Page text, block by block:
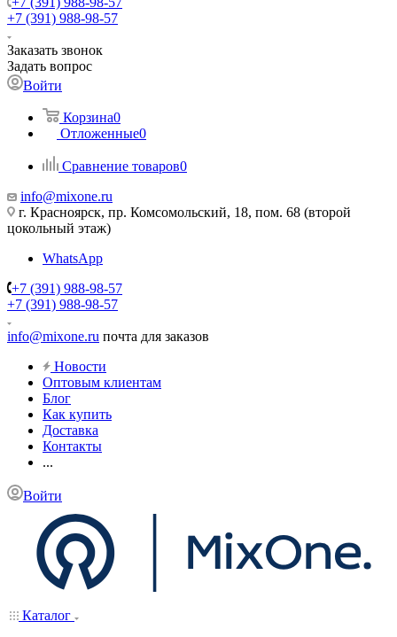
+7 (391) 988-98-57
Заказать звонок
Задать вопрос
Войти
Корзина0
Отложенные0
Сравнение товаров0
info@mixone.ru
г. Красноярск, пр. Комсомольский, 18, пом. 68 (второй
цокольный этаж)
WhatsApp
+7 (391) 988-98-57
+7 (391) 988-98-57
info@mixone.ru почта для заказов
Новости
Оптовым клиентам
Блог
Как купить
Доставка
Контакты
...
Войти
Каталог